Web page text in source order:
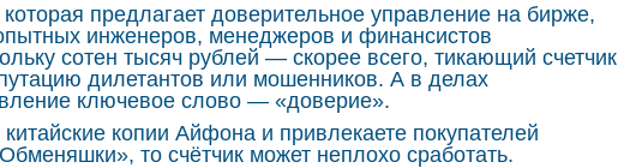
предлагает доверительное управление на бирже,
инженеров, менеджеров и финансистов
сотен тысяч рублей — скорее всего, тикающий счетчик
дилетантов или мошенников. А в делах
ключевое слово — «доверие».
копии Айфона и привлекаете покупателей
то счётчик может неплохо сработать.